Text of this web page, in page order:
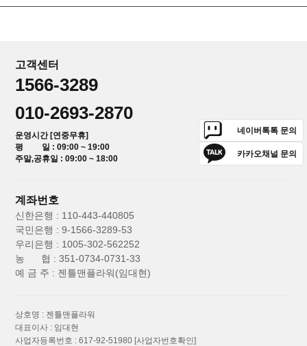
고객센터
1566-3289
010-2693-2870
운영시간 [연중무휴]
평 일 : 09:00 ~ 19:00
주말,공휴일 : 09:00 ~ 18:00
네이버톡톡 문의
카카오채널 문의
계좌번호
신한은행 : 110-443-440805
국민은행 : 9-1566-3289-53
우리은행 : 1005-302-562252
농 협 : 351-0734-0731-33
예 금 주 : 젠틀맨플라워(임대현)
상호명 : 젠틀맨플라워
대표이사 : 임대현
사업자등록번호 : 617-92-51980 [사업자번호확인]